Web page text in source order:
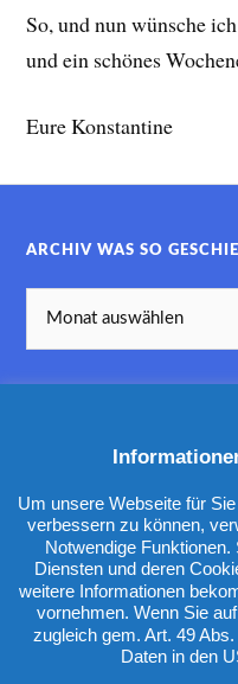
So, und nun wünsche
und ein schönes
Eure Konstantine
ARCHIV WAS SO
KATEGORIEN
Um unsere Webseite für
verbessern zu können,
Notwendige
Diensten und deren
weitere Informationen
vornehmen. Wenn Sie
zugleich gem. Art. 49
Daten in den